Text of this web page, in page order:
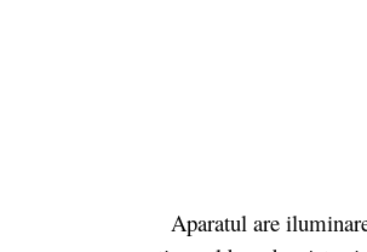
Aparatul are iluminare